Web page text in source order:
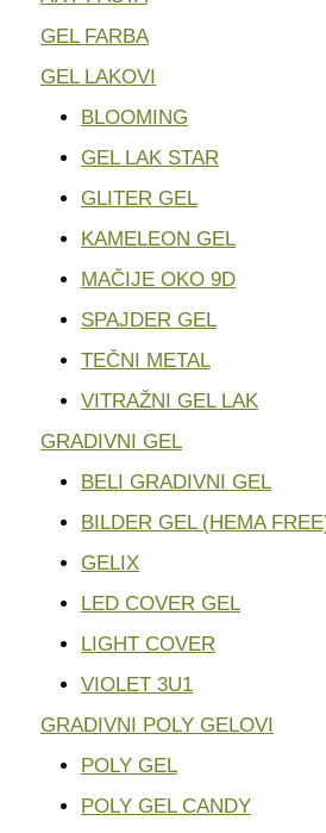
GEL FARBA
GEL LAKOVI
BLOOMING
GEL LAK STAR
GLITER GEL
KAMELEON GEL
MAČIJE OKO 9D
SPAJDER GEL
TEČNI METAL
VITRAŽNI GEL LAK
GRADIVNI GEL
BELI GRADIVNI GEL
BILDER GEL (HEMA
GELIX
LED COVER GEL
LIGHT COVER
VIOLET 3U1
GRADIVNI POLY GELOVI
POLY GEL
POLY GEL CANDY